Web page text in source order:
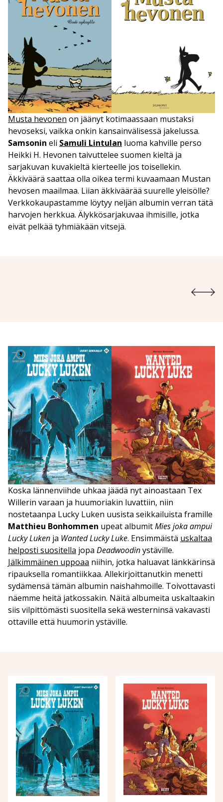
Musta hevonen on jäänyt kotimaassaan mustaksi
hevoseksi, vaikka onkin kansainvälisessä jakelussa.
Samsonin eli Samuli Lintulan luoma kahville perso
Heikki H. Hevonen taivuttelee suomen kieltä ja
sarjakuvan kuvakieltä kierteelle jos toisellekin.
Äkkiväärä saattaa olla oikea termi kuvaamaan Mustan
hevosen maailmaa. Liian äkkiväärää suurelle yleisölle?
Verkkokaupastamme löytyy neljän albumin verran tätä
harvojen herkkua. Älykkösarjakuvaa ihmisille, jotka
eivät pelkää tyhmiäkään vitsejä.
Koska lännenviihde uhkaa jäädä nyt ainoastaan Tex
Willerin varaan ja huumoriakin luvattiin, niin
nostetaanpa Lucky Luken uusista seikkailuista framille
Matthieu Bonhommen upeat albumitMies joka ampui
Lucky Luken ja Wanted Lucky Luke. Ensimmäistä uskaltaa
helposti suositella jopa Deadwoodinystäville.
Jälkimmäinen uppoaa niihin, jotka haluavat länkkärinsä
ripauksella romantiikkaa. Allekirjoittanutkin menetti
sydämensä tämän albumin naishahmoille. Toivottavasti
näemme heitä jatkossakin. Näitä albumeita uskaltaakin
siis vilpittömästi suositella sekä westerninsä vakavasti
ottaville että huumorin ystäville.